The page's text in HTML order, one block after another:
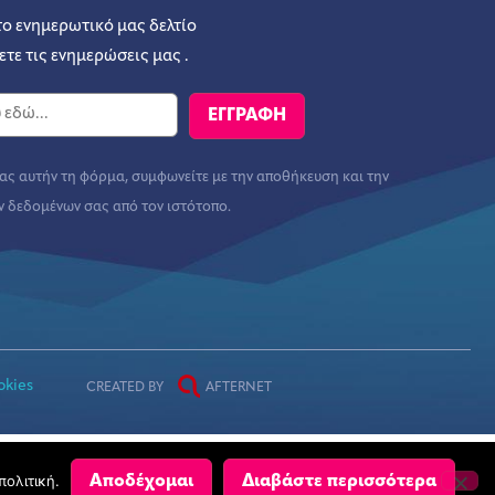
ενημερωτικό μας δελτίο
τις ενημερώσεις μας .
αυτήν τη φόρμα, συμφωνείτε με την αποθήκευση και την
δεδομένων σας από τον ιστότοπο.
CREATED BY AFTERNET
Αποδέχομαι Διαβάστε περισσότερα